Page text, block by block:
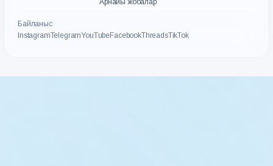
Арнайы жобалар
Байланыс
InstagramTelegramYouTubeFacebookThreadsTikTok